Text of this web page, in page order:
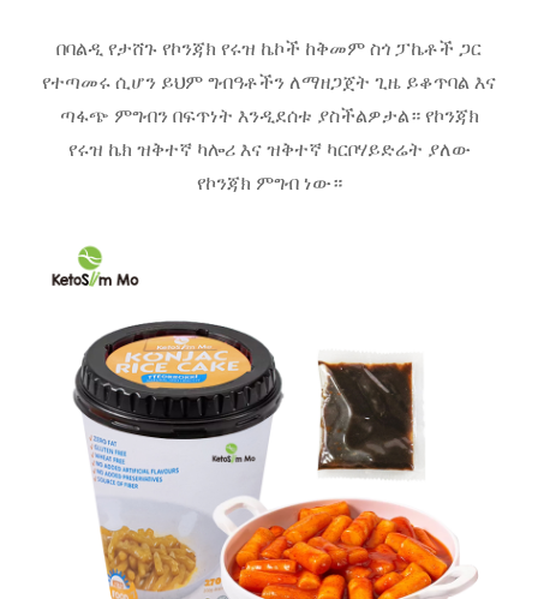
በባልዲ የታሸጉ የኮንጃክ የሩዝ ኬኮች ከቅመም ስጎ ፓኬቶች ጋር
የተጣመሩ ሲሆን ይህም ግብዓቶችን ለማዘጋጀት ጊዜ ይቆጥባል እና
ጣፋጭ ምግብን በፍጥነት እንዲደሰቱ ያስችልዎታል። የኮንጃክ
የሩዝ ኬክ ዝቅተኛ ካሎሪ እና ዝቅተኛ ካርቦሃይድሬት ያለው
የኮንጃክ ምግብ ነው።